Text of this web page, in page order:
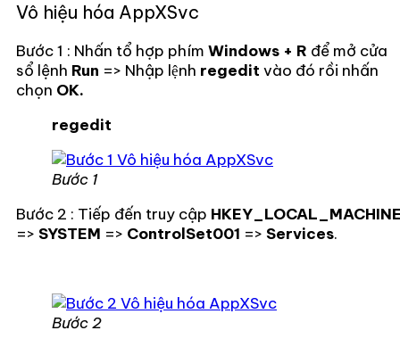
Vô hiệu hóa AppXSvc
Bước 1 : Nhấn tổ hợp phím Windows + R để mở cửa
sổ lệnh Run => Nhập lệnh regedit vào đó rồi nhấn
chọn OK.
regedit
Bước 1
Bước 2 : Tiếp đến truy cập
=> SYSTEM => ControlSet001 => Services.
Bước 2